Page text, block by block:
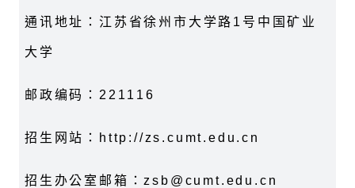
通讯地址：江苏省徐州市大学路1号中国矿业
大学
邮政编码：221116
招生网站：http://zs.cumt.edu.cn
招生办公室邮箱：zsb@cumt.edu.cn